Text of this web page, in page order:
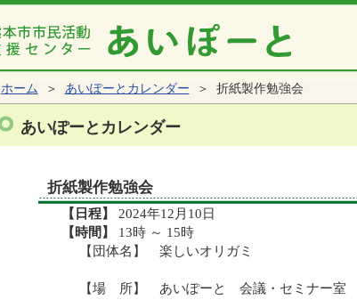
ホーム ＞ あいぽーとカレンダー ＞ 折紙製作勉強会
あいぽーとカレンダー
折紙製作勉強会
【日程】 2024年12月10日
【時間】
13時 ～ 15時
【団体名】 楽しいオリガミ
【場 所】 あいぽーと 会議・セミナー室